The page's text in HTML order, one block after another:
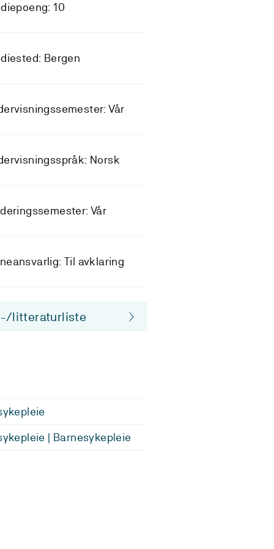
10
Bergen
Vår
Norsk
Vår
Til avklaring
litteraturliste
| Barnesykepleie